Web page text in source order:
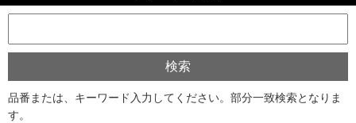
品番または、キーワード入力してください。部分一致検索となりま
す。